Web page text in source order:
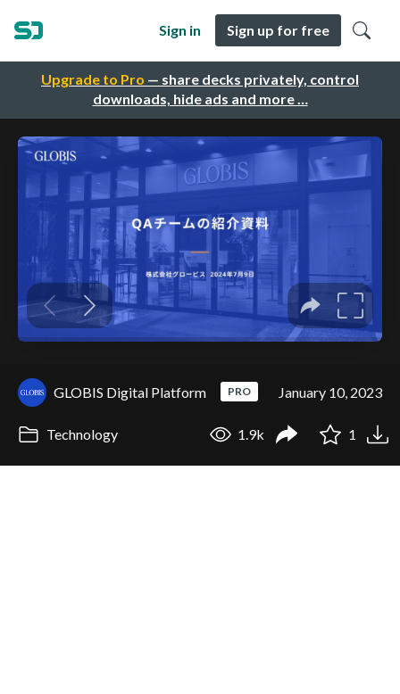
Upgrade to Pro — share decks privately, control
downloads, hide ads and more …
Sign in Sign up for free
GLOBIS Digital Platform PRO January 10, 2023
Technology 1.9k 1